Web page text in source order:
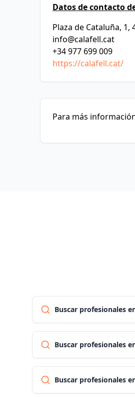
Datos de contacto
Plaza de Cataluña, 1,
info@calafell.cat
+34 977 699 009
https://calafell.cat/
Para más
Buscar profesionales
Buscar profesionales
Buscar profesionales